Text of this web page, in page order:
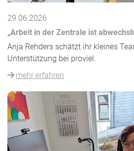
29.06.2026
„Arbeit in der Zentrale ist
Anja Rehders schätzt ihr kleines
Unterstützung bei proviel.
mehr erfahren